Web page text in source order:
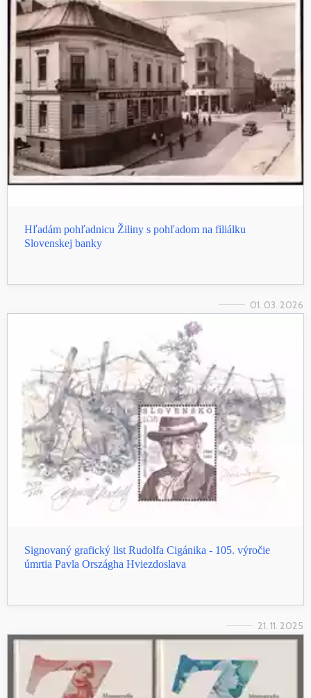
Hľadám pohľadnicu Žiliny s pohľadom na filiálku
Slovenskej banky
01. 03. 2026
Signovaný grafický list Rudolfa Cigánika - 105. výročie
úmrtia Pavla Országha Hviezdoslava
21. 11. 2025